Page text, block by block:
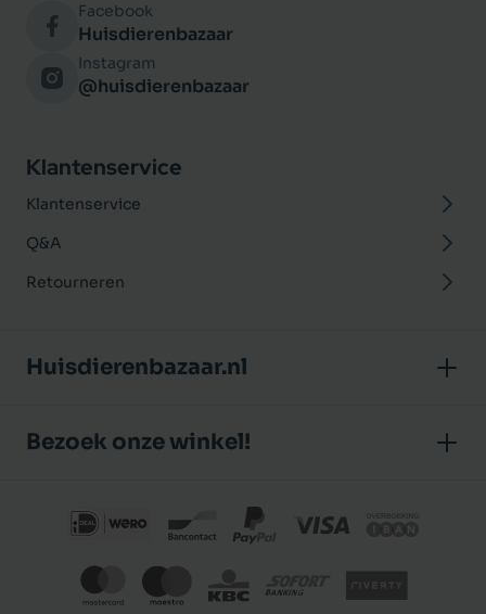
Facebook
Huisdierenbazaar
Instagram
@huisdierenbazaar
Klantenservice
Klantenservice
Q&A
Retourneren
Huisdierenbazaar.nl
Klantbeoordelingen
Privacybeleid
Bezoek onze winkel!
J.P. Poelstraat 8
Nederland